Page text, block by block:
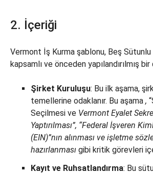
2. İçeriği
Vermont İş Kurma şablonu, Beş Sütunlu
kapsamlı ve önceden yapılandırılmış
Şirket Kuruluşu: Bu ilk aşama,
temellerine odaklanır. Bu aşama ,
Seçilmesi ve Vermont Eyalet
Yaptırılması”, “Federal İşveren
(EIN)”nın alınması ve işletme
hazırlanması gibi kritik görevleri
Kayıt ve Ruhsatlandırma: Bu